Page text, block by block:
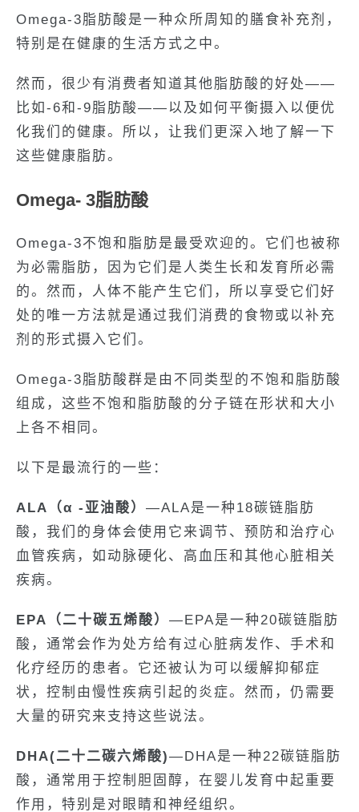
Omega-3脂肪酸是一种众所周知的膳食补充剂，
特别是在健康的生活方式之中。
然而，很少有消费者知道其他脂肪酸的好处——
比如-6和-9脂肪酸——以及如何平衡摄入以便优
化我们的健康。所以，让我们更深入地了解一下
这些健康脂肪。
Omega- 3脂肪酸
Omega-3不饱和脂肪是最受欢迎的。它们也被称
为必需脂肪，因为它们是人类生长和发育所必需
的。然而，人体不能产生它们，所以享受它们好
处的唯一方法就是通过我们消费的食物或以补充
剂的形式摄入它们。
Omega-3脂肪酸群是由不同类型的不饱和脂肪酸
组成，这些不饱和脂肪酸的分子链在形状和大小
上各不相同。
以下是最流行的一些：
ALA（α -亚油酸） —ALA是一种18碳链脂肪
酸，我们的身体会使用它来调节、预防和治疗心
血管疾病，如动脉硬化、高血压和其他心脏相关
疾病。
EPA（二十碳五烯酸） —EPA是一种20碳链脂肪
酸，通常会作为处方给有过心脏病发作、手术和
化疗经历的患者。它还被认为可以缓解抑郁症
状，控制由慢性疾病引起的炎症。然而，仍需要
大量的研究来支持这些说法。
DHA(二十二碳六烯酸)—DHA是一种22碳链脂肪
酸，通常用于控制胆固醇，在婴儿发育中起重要
作用，特别是对眼睛和神经组织。